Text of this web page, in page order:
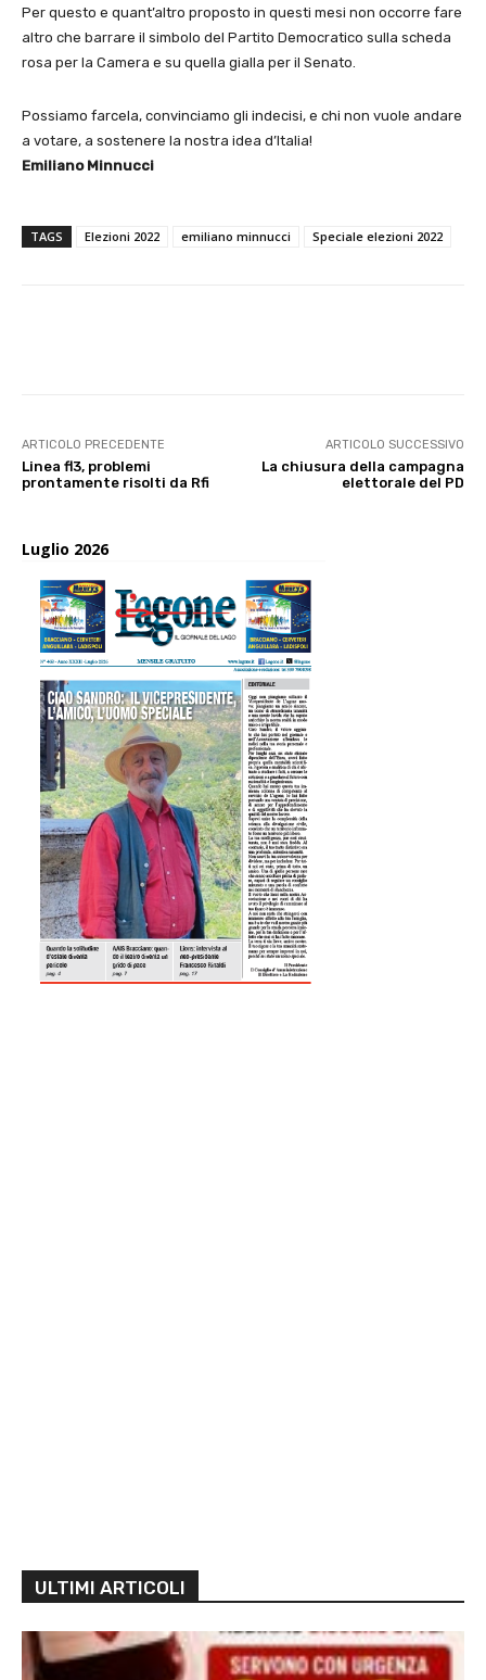
Per questo e quant’altro proposto in questi mesi non occorre fare
altro che barrare il simbolo del Partito Democratico sulla scheda
rosa per la Camera e su quella gialla per il Senato.
Possiamo farcela, convinciamo gli indecisi, e chi non vuole andare
a votare, a sostenere la nostra idea d’Italia!
Emiliano Minnucci
TAGS Elezioni 2022 emiliano minnucci Speciale elezioni 2022
ARTICOLO PRECEDENTE
Linea fl3, problemi
prontamente risolti da Rfi
ARTICOLO SUCCESSIVO
La chiusura della campagna
elettorale del PD
Luglio 2026
ULTIMI ARTICOLI